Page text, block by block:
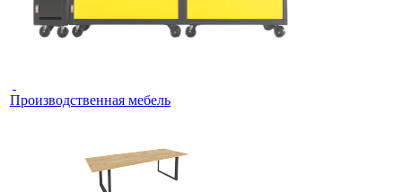
Производственная мебель